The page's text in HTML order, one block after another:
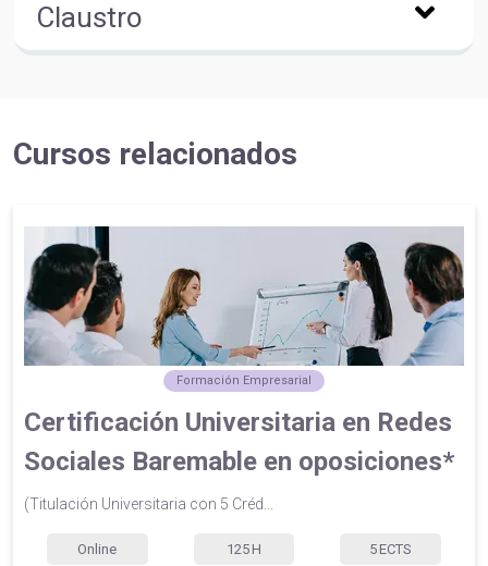
Claustro
Cursos relacionados
Formación Empresarial
Certificación Universitaria en Redes
Sociales Baremable en oposiciones*
(Titulación Universitaria con 5 Créd...
Online 125 H 5 ECTS